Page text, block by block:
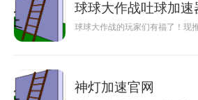
球球大作战吐球加速
球球大作战的玩家们有福了！现
神灯加速官网